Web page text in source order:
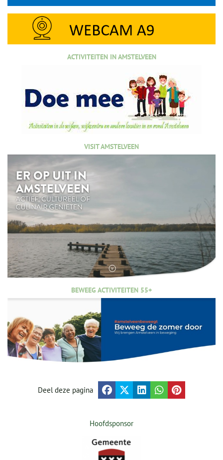
ACTIVITEITEN IN AMSTELVEEN
VISIT AMSTELVEEN
BEWEEG ACTIVITEITEN 55+
Deel deze pagina
Hoofdsponsor